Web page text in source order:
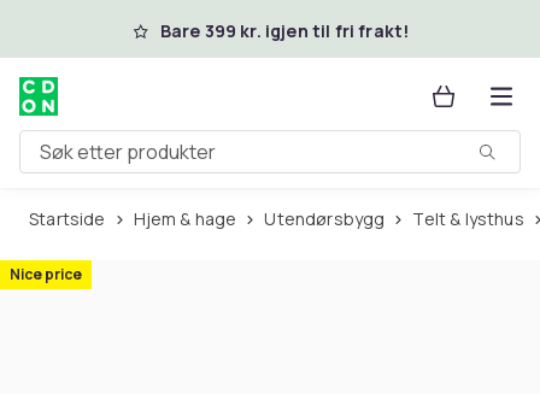
Hopp til hovedinnholdBare 399 kr. igjen til fri frakt!
Søk etter produkter
Startside Hjem & hage Utendørsbygg Telt & lysthus
Nice price